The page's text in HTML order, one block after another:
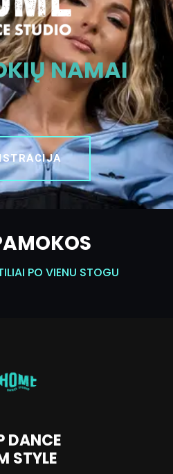
NAMAI
PO VIENU STOGU
DANCE
STYLE